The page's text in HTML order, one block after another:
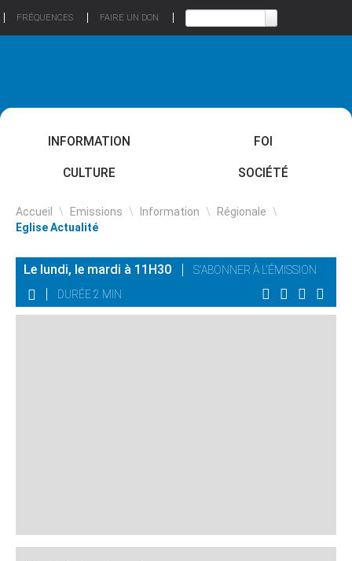
FRÉQUENCES FAIRE UN DON
INFORMATION FOI
CULTURE SOCIÉTÉ
Accueil \ Emissions \ Information \ Régionale \
Eglise Actualité
Le lundi, le mardi à 11H30
S'ABONNER À L'ÉMISSION
DURÉE 2 MIN